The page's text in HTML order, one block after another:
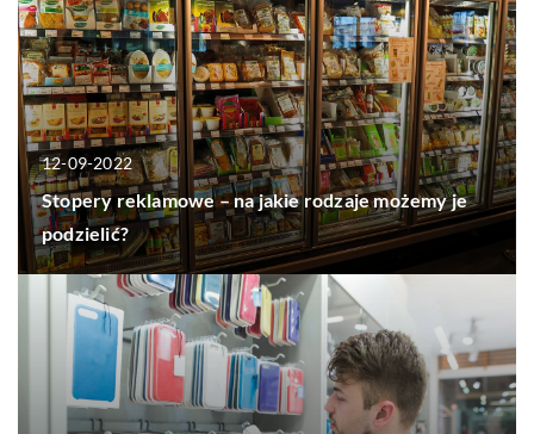
12-09-2022
Stopery reklamowe – na jakie rodzaje możemy je
podzielić?